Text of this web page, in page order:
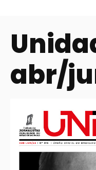
abr/